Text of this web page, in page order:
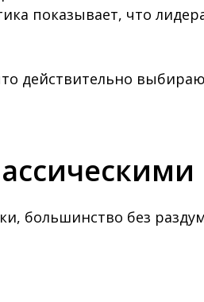
показывает, что
действительно
большинство без